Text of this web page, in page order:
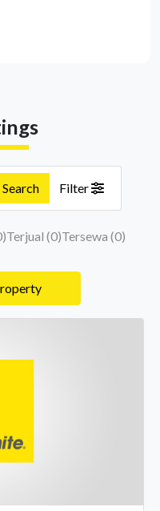
Search Filter
)Terjual (0)Tersewa (0)